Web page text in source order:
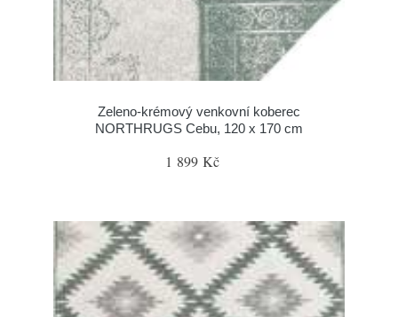
Zeleno-krémový venkovní koberec
NORTHRUGS Cebu, 120 x 170 cm
1 899 Kč